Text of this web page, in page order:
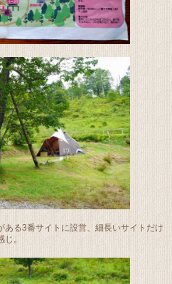
ある3番サイトに設営、細長いサイトだけ
。